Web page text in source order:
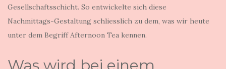
Gesellschaftsschicht. So entwickelte sich diese
Nachmittags-Gestaltung schliesslich zu dem, was wir heute
unter dem Begriff Afternoon Tea kennen.
Was wird bei einem